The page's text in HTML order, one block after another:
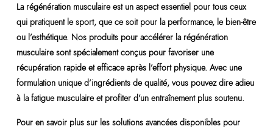
La régénération musculaire est un aspect essentiel pour tous ceux
qui pratiquent le sport, que ce soit pour la performance, le bien-être
ou l’esthétique. Nos produits pour accélérer la régénération
musculaire sont spécialement conçus pour favoriser une
récupération rapide et efficace après l’effort physique. Avec une
formulation unique d’ingrédients de qualité, vous pouvez dire adieu
à la fatigue musculaire et profiter d’un entraînement plus soutenu.
Pour en savoir plus sur les solutions avancées disponibles pour